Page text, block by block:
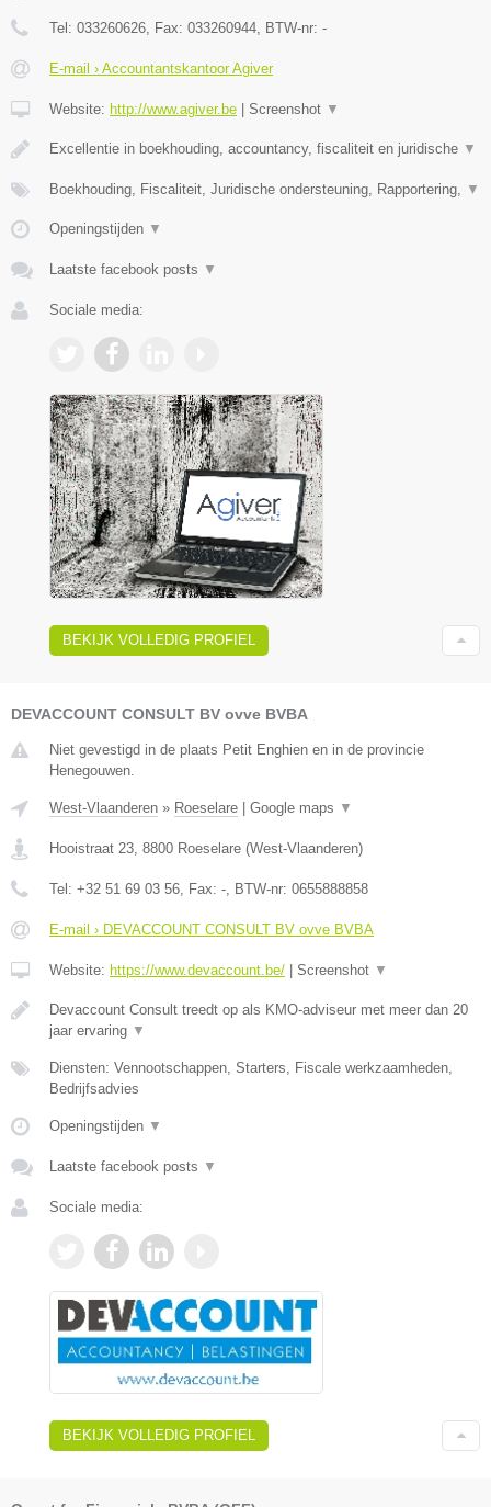
Tel: 033260626 , Fax: 033260944 , BTW-nr: -
E-mail › Accountantskantoor Agiver
Website: http://www.agiver.be | Screenshot ▼
Excellentie in boekhouding, accountancy, fiscaliteit en juridische ▼
Boekhouding, Fiscaliteit, Juridische ondersteuning, Rapportering, ▼
Openingstijden ▼
Laatste facebook posts ▼
Sociale media:
BEKIJK VOLLEDIG PROFIEL
DEVACCOUNT CONSULT BV ovve BVBA
Niet gevestigd in de plaats Petit Enghien en in de provincie
Henegouwen.
West-Vlaanderen » Roeselare Google maps ▼
Hooistraat 23, 8800 Roeselare (West-Vlaanderen)
Tel: +32 51 69 03 56, Fax: -, BTW-nr: 0655888858
E-mail › DEVACCOUNT CONSULT BV ovve BVBA
Website: https://www.devaccount.be/ Screenshot ▼
Devaccount Consult treedt op als KMO-adviseur met meer dan 20
jaar ervaring ▼
Diensten: Vennootschappen, Starters, Fiscale werkzaamheden,
Bedrijfsadvies
Openingstijden ▼
Laatste facebook posts ▼
Sociale media:
BEKIJK VOLLEDIG PROFIEL